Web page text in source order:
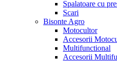
Spalatoare cu
Scari
Bisonte Agro
Motocultor
Accesorii
Multifunctional
Accesorii